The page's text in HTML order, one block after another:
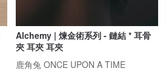
Alchemy | 煉金術系列 - 鏈結 * 耳骨
夾 耳夾 耳夾
鹿角兔 ONCE UPON A TIME